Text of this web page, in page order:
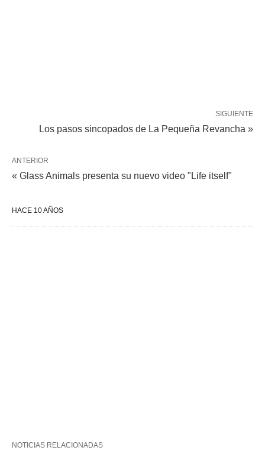
SIGUIENTE
Los pasos sincopados de La Pequeña Revancha »
ANTERIOR
« Glass Animals presenta su nuevo video "Life itself"
HACE 10 AÑOS
NOTICIAS RELACIONADAS